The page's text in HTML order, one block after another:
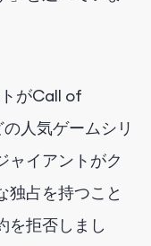
がCall of
人気ゲームシリ
ャイアントがク
独占を持つこと
を拒否しまし